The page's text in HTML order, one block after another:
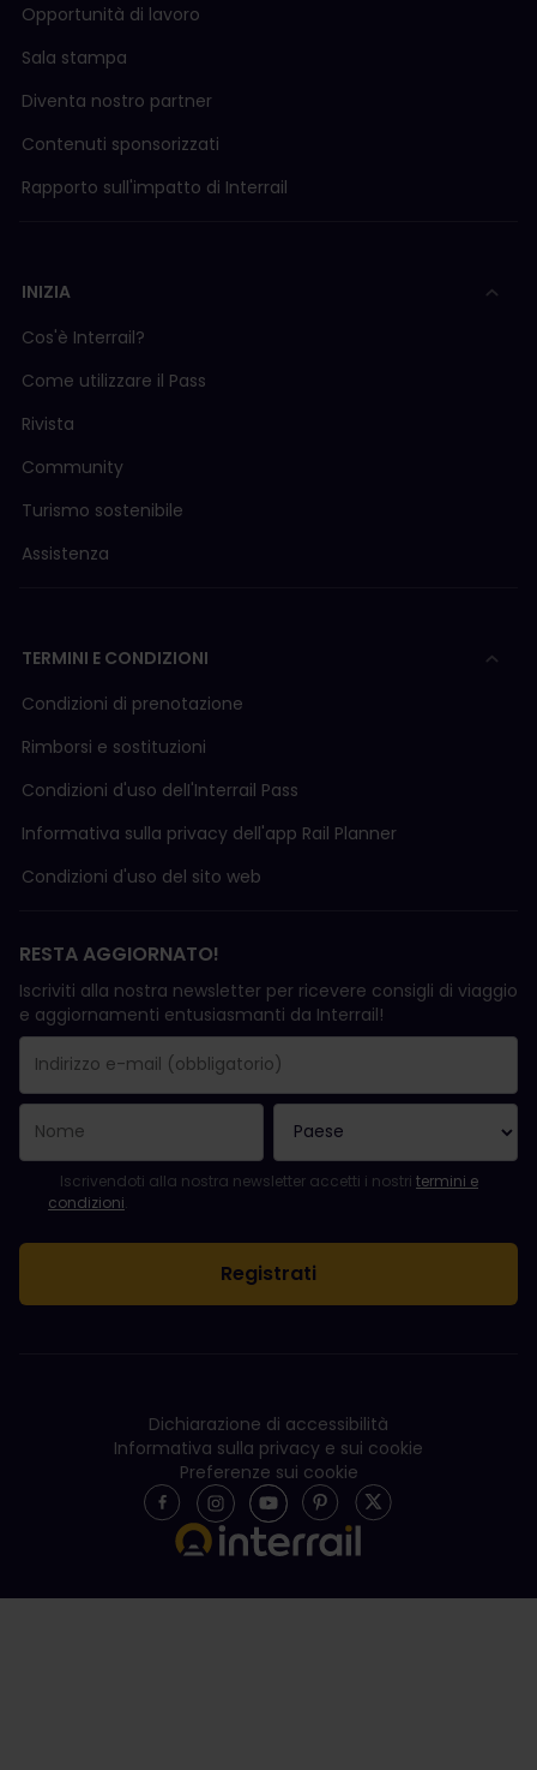
Opportunità di lavoro
Sala stampa
Diventa nostro partner
Contenuti sponsorizzati
Rapporto sull'impatto di Interrail
INIZIA
Cos'è Interrail?
Come utilizzare il Pass
Rivista
Community
Turismo sostenibile
Assistenza
TERMINI E CONDIZIONI
Condizioni di prenotazione
Rimborsi e sostituzioni
Condizioni d'uso delI'Interrail Pass
Informativa sulla privacy dell'app Rail Planner
Condizioni d'uso del sito web
RESTA AGGIORNATO!
Iscriviti alla nostra newsletter per ricevere consigli di viaggio
e aggiornamenti entusiasmanti da Interrail!
La registrazione è avvenuta con successo.
Il campo "Indirizzo e-mail" è obbligatorio.
L'indirizzo e-mail non è valido.
Si è verificato un errore durante l'iscrizione alla newsletter.
Sei già iscritto a questa newsletter!
Per iscriversi alla newsletter, accettare i termini e le condizioni.
Iscrivendoti alla nostra newsletter accetti i nostri termini e
condizioni.
Dichiarazione di accessibilità
Informativa sulla privacy e sui cookie
Preferenze sui cookie